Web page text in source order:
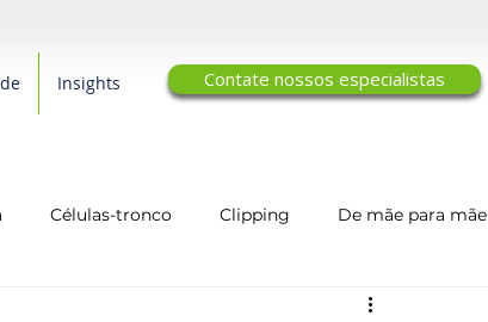
Insights Contate nossos especialistas
Células-tronco Clipping De mãe para mãe
Vida Engenharia de Tecidos